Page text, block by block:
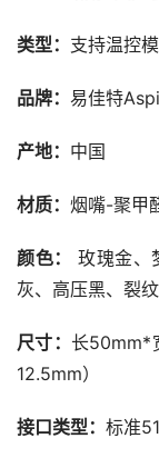
类型： 支持温控
品牌： 易佳特
产地： 中国
材质： 烟嘴-聚甲
颜色：
玫瑰金、
灰、高压黑、裂
尺寸： 长50mm*
12.5mm）
接口类型： 标准